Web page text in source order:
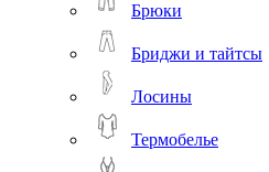
Брюки
Бриджи и тайтсы
Лосины
Термобелье